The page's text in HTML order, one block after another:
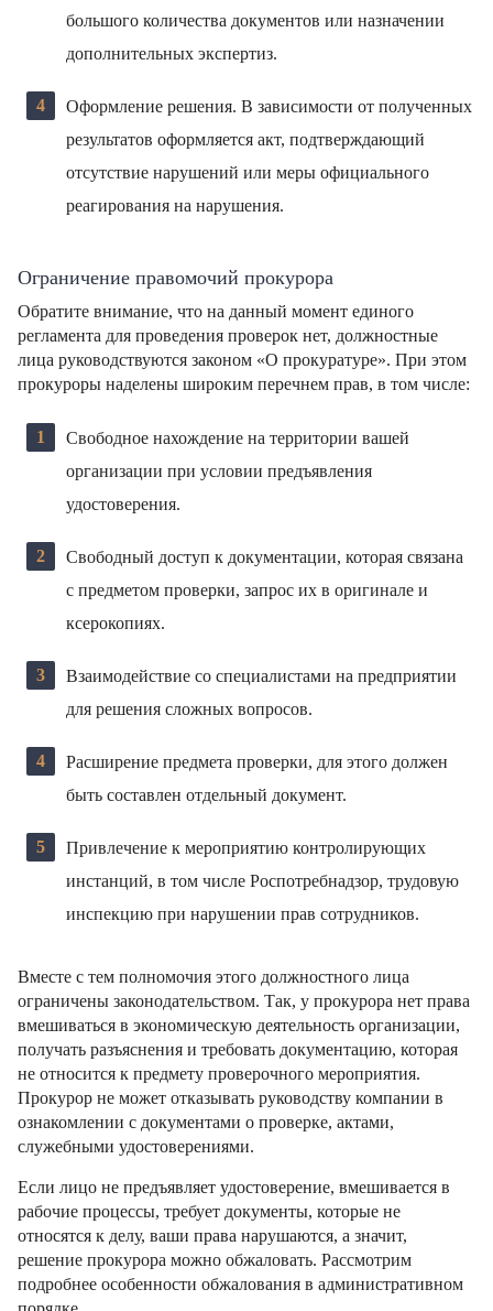
большого количества документов или назначении
дополнительных экспертиз.
Оформление решения. В зависимости от полученных
результатов оформляется акт, подтверждающий
отсутствие нарушений или меры официального
реагирования на нарушения.
Ограничение правомочий прокурора
Обратите внимание, что на данный момент единого
регламента для проведения проверок нет, должностные
лица руководствуются законом «О прокуратуре». При этом
прокуроры наделены широким перечнем прав, в том числе:
Свободное нахождение на территории вашей
организации при условии предъявления
удостоверения.
Свободный доступ к документации, которая связана
с предметом проверки, запрос их в оригинале и
ксерокопиях.
Взаимодействие со специалистами на предприятии
для решения сложных вопросов.
Расширение предмета проверки, для этого должен
быть составлен отдельный документ.
Привлечение к мероприятию контролирующих
инстанций, в том числе Роспотребнадзор, трудовую
инспекцию при нарушении прав сотрудников.
Вместе с тем полномочия этого должностного лица
ограничены законодательством. Так, у прокурора нет права
вмешиваться в экономическую деятельность организации,
получать разъяснения и требовать документацию, которая
не относится к предмету проверочного мероприятия.
Прокурор не может отказывать руководству компании в
ознакомлении с документами о проверке, актами,
служебными удостоверениями.
Если лицо не предъявляет удостоверение, вмешивается в
рабочие процессы, требует документы, которые не
относятся к делу, ваши права нарушаются, а значит,
решение прокурора можно обжаловать. Рассмотрим
подробнее особенности обжалования в административном